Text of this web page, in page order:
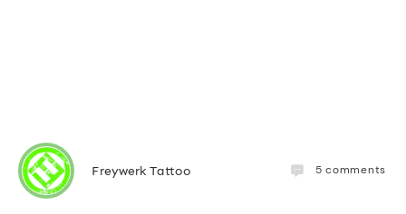
Freywerk Tattoo 5 comments